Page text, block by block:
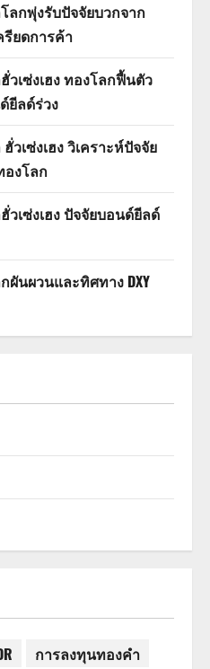
ลกพุ่งรับปัจจัยบวกจาก
ยดการค้า
เซ่งเฮง ทองโลกฟื้นตัว
ยีลด์ร่วง
เซ่งเฮง วิเคราะห์ปัจจัย
งโลก
เซ่งเฮง ปัจจัยบอนด์ยีลด์
ผันผวนและทิศทาง DXY
การลงทุนทองคำ